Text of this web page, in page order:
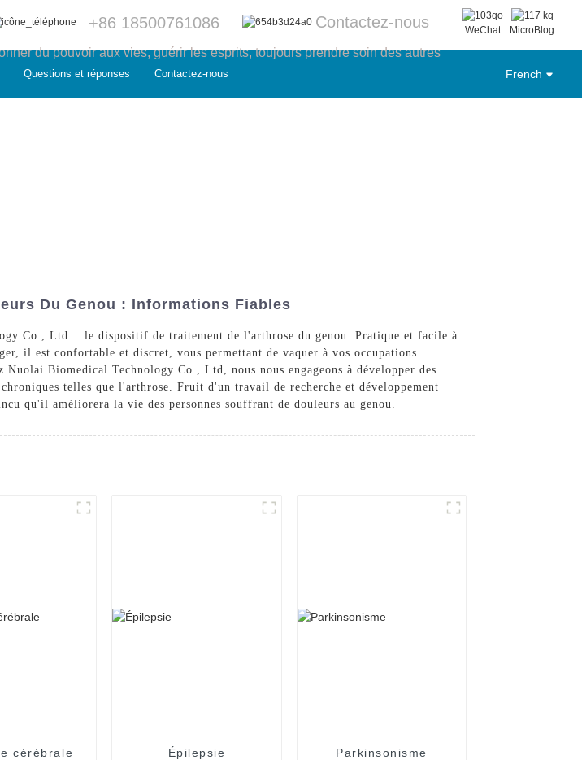
+86 18500761086 Contactez-nous WeChat MicroBlog
du pouvoir aux vies, guérir les esprits, toujours prendre soin des autres
Questions et réponses Contactez-nous French
Du Genou : Informations Fiables
Co., Ltd. : le dispositif de traitement de l'arthrose du genou. Pratique et facile à
il est confortable et discret, vous permettant de vaquer à vos occupations
Biomedical Technology Co., Ltd, nous nous engageons à développer des
telles que l'arthrose. Fruit d'un travail de recherche et développement
qu'il améliorera la vie des personnes souffrant de douleurs au genou.
cérébrale Épilepsie Parkinsonisme